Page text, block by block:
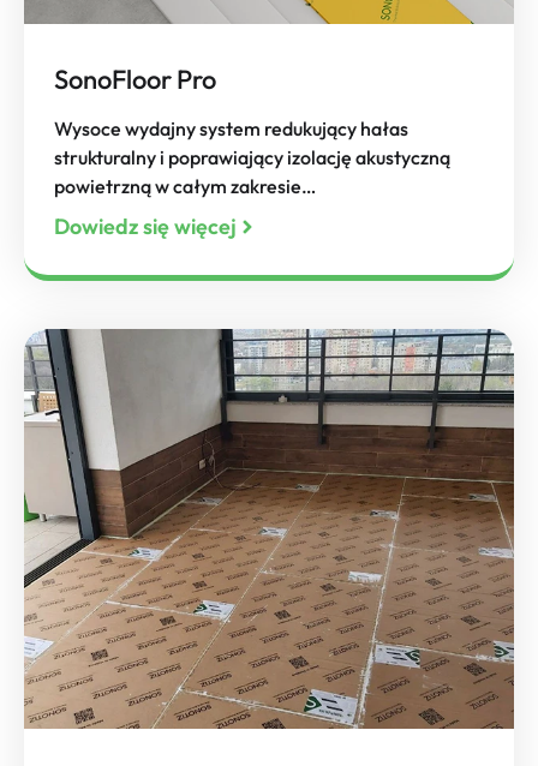
SonoFloor Pro
Wysoce wydajny system redukujący hałas
strukturalny i poprawiający izolację akustyczną
powietrzną w całym zakresie…
Dowiedz się więcej